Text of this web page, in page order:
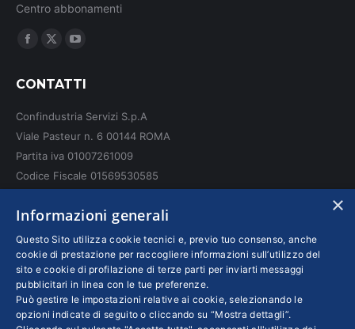
Centro abbonamenti
Ci puoi trovare su:
Facebook
opens
new
window
X
opens
window
opens
window
CONTATTI
Confindustria Servizi S.p.A
Viale Pasteur n. 6 00144 ROMA
Partita iva 01007261009
Codice Fiscale 01569530585
INFO LEGALI
Colophon editoriali
Disclaimer
Privacy
×
Informazioni generali
Questo Sito utilizza cookie tecnici e, previo tuo consenso, anche
cookie di prestazione per raccogliere informazioni sull’utilizzo del
sito e cookie di profilazione di terze parti per inviarti messaggi
pubblicitari in linea con le tue preferenze.
Può gestire le impostazioni relative ai cookie, selezionando le
opzioni indicate di seguito o cliccando su “Mostra dettagli”.